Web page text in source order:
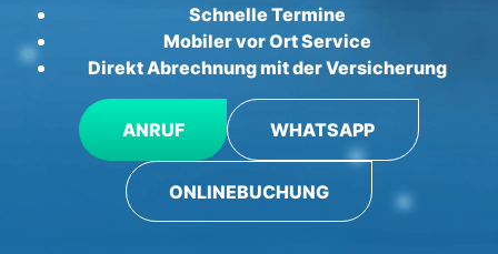
Schnelle Termine
Mobiler vor Ort Service
Direkt Abrechnung mit der Versicherung
ANRUF WHATSAPP
ONLINEBUCHUNG